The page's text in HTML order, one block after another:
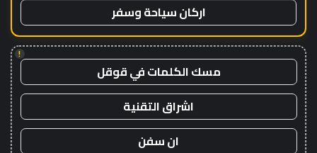
اركان سياحة وسفر
!
مسك الكلمات في قوقل
اشراق التقنية
ان سفن